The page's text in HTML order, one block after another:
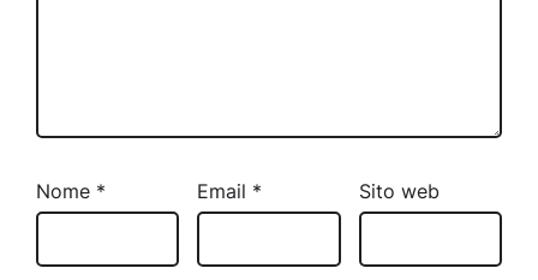
Nome * Email * Sito web